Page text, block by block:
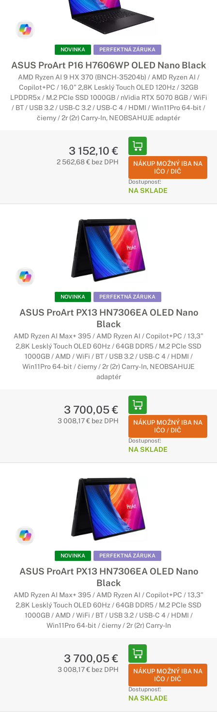
NOVINKA PERFEKTNÁ ZÁRUKA
ASUS ProArt P16 H7606WP OLED Nano Black
AMD Ryzen AI 9 HX 370 (BNCH-35204b) / AMD Ryzen AI /
Copilot+PC / 16,0" 2,8K Lesklý Touch OLED 120Hz / 32GB
LPDDR5x / M.2 PCIe SSD 1000GB / nVidia RTX 5070 8GB / WiFi
/ BT / USB 3.2 / USB-C 3.2 / USB-C 4 / HDMI / Win11Pro 64-bit /
čierny / 2r (2r) Carry-In, NEOBSAHUJE adaptér
3 152,10 €
2 562,68 € bez DPH
NÁKUP MOŽNÝ IBA NA
IČO / DIČ
Dostupnosť:
NA SKLADE
NOVINKA PERFEKTNÁ ZÁRUKA
ASUS ProArt PX13 HN7306EA OLED Nano
Black
AMD Ryzen AI Max+ 395 / AMD Ryzen AI / Copilot+PC / 13,3"
2,8K Lesklý Touch OLED 60Hz / 64GB DDR5 / M.2 PCIe SSD
1000GB / AMD / WiFi / BT / USB 3.2 / USB-C 4 / HDMI /
Win11Pro 64-bit / čierny / 2r (2r) Carry-In, NEOBSAHUJE
adaptér
3 700,05 €
3 008,17 € bez DPH
NÁKUP MOŽNÝ IBA NA
IČO / DIČ
Dostupnosť:
NA SKLADE
NOVINKA PERFEKTNÁ ZÁRUKA
ASUS ProArt PX13 HN7306EA OLED Nano
Black
AMD Ryzen AI Max+ 395 / AMD Ryzen AI / Copilot+PC / 13,3"
2,8K Lesklý Touch OLED 60Hz / 64GB DDR5 / M.2 PCIe SSD
1000GB / AMD / WiFi / BT / USB 3.2 / USB-C 4 / HDMI /
Win11Pro 64-bit / čierny / 2r (2r) Carry-In
3 700,05 €
3 008,17 € bez DPH
NÁKUP MOŽNÝ IBA NA
IČO / DIČ
Dostupnosť:
NA SKLADE